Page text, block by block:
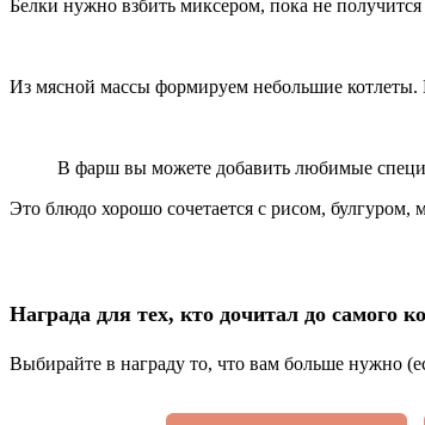
Белки нужно взбить миксером, пока не
Из мясной массы формируем небольшие котлеты.
В фарш вы можете добавить любимые
Это блюдо хорошо сочетается с рисом, булгуром,
Награда для тех, кто дочитал до самого
Выбирайте в награду то, что вам больше нужно